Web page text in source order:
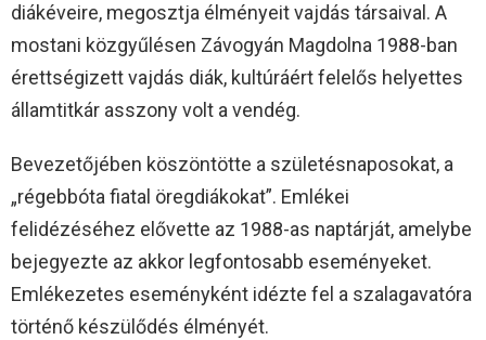
diákéveire, megosztja élményeit vajdás társaival. A
mostani közgyűlésen Závogyán Magdolna 1988-ban
érettségizett vajdás diák, kultúráért felelős helyettes
államtitkár asszony volt a vendég.
Bevezetőjében köszöntötte a születésnaposokat, a
„régebbóta fiatal öregdiákokat”. Emlékei
felidézéséhez elővette az 1988-as naptárját, amelybe
bejegyezte az akkor legfontosabb eseményeket.
Emlékezetes eseményként idézte fel a szalagavatóra
történő készülődés élményét.